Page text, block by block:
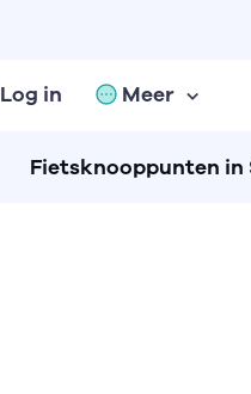
Log in Meer
Fietsknooppunten